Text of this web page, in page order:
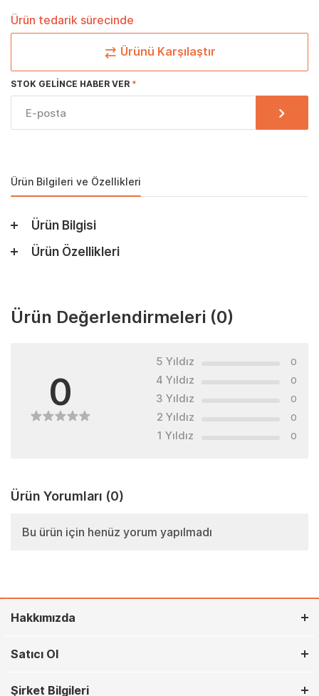
Ürün tedarik sürecinde
Ürünü Karşılaştır
STOK GELINCE HABER VER
Ürün Bilgileri ve Özellikleri
Ürün Bilgisi
Ürün Özellikleri
Ürün Değerlendirmeleri (0)
0
5 Yıldız 0
4 Yıldız 0
3 Yıldız 0
2 Yıldız 0
1 Yıldız 0
Ürün Yorumları (0)
Bu ürün için henüz yorum yapılmadı
Hakkımızda
Satıcı Ol
Şirket Bilgileri